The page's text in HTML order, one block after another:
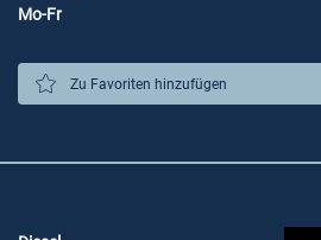
Mo-Fr
Zu Favoriten hinzufügen